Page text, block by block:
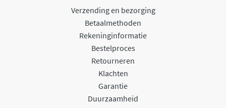
Verzending en bezorging
Betaalmethoden
Rekeninginformatie
Bestelproces
Retourneren
Klachten
Garantie
Duurzaamheid